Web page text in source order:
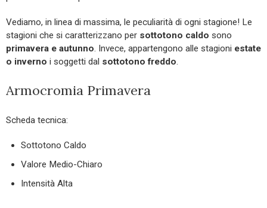
Vediamo, in linea di massima, le peculiarità di ogni stagione! Le
stagioni che si caratterizzano per sottotono caldo sono
primavera e autunno. Invece, appartengono alle stagioni estate
o inverno i soggetti dal sottotono freddo.
Armocromia Primavera
Scheda tecnica:
Sottotono Caldo
Valore Medio-Chiaro
Intensità Alta